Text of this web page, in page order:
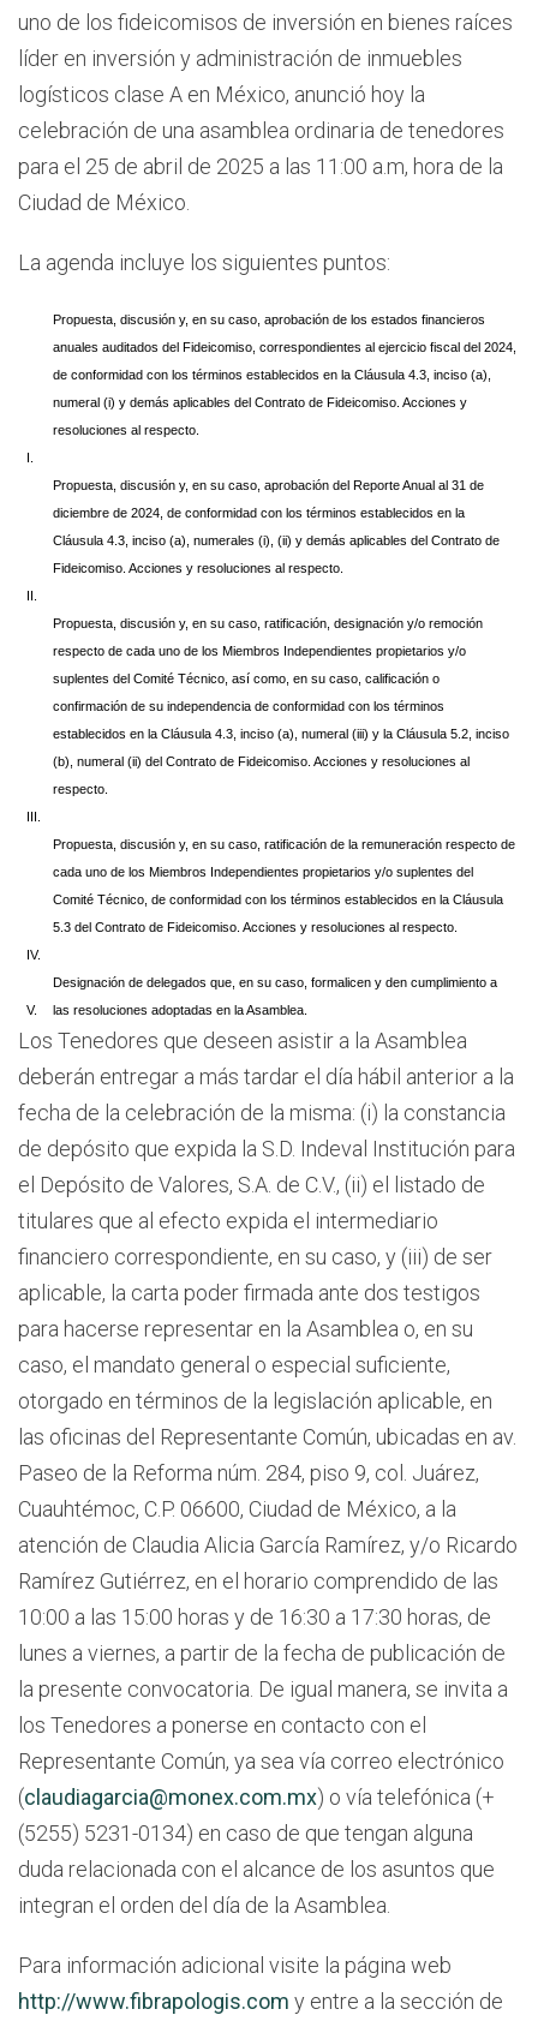
uno de los fideicomisos de inversión en bienes raíces
líder en inversión y administración de inmuebles
logísticos clase A en México, anunció hoy la
celebración de una asamblea ordinaria de tenedores
para el 25 de abril de 2025 a las 11:00 a.m, hora de la
Ciudad de México.
La agenda incluye los siguientes puntos:
I.
Propuesta, discusión y, en su caso, aprobación de los estados financieros
anuales auditados del Fideicomiso, correspondientes al ejercicio fiscal del 2024,
de conformidad con los términos establecidos en la Cláusula 4.3, inciso (a),
numeral (i) y demás aplicables del Contrato de Fideicomiso. Acciones y
resoluciones al respecto.
II.
Propuesta, discusión y, en su caso, aprobación del Reporte Anual al 31 de
diciembre de 2024, de conformidad con los términos establecidos en la
Cláusula 4.3, inciso (a), numerales (i), (ii) y demás aplicables del Contrato de
Fideicomiso. Acciones y resoluciones al respecto.
III.
Propuesta, discusión y, en su caso, ratificación, designación y/o remoción
respecto de cada uno de los Miembros Independientes propietarios y/o
suplentes del Comité Técnico, así como, en su caso, calificación o
confirmación de su independencia de conformidad con los términos
establecidos en la Cláusula 4.3, inciso (a), numeral (iii) y la Cláusula 5.2, inciso
(b), numeral (ii) del Contrato de Fideicomiso. Acciones y resoluciones al
respecto.
IV.
Propuesta, discusión y, en su caso, ratificación de la remuneración respecto de
cada uno de los Miembros Independientes propietarios y/o suplentes del
Comité Técnico, de conformidad con los términos establecidos en la Cláusula
5.3 del Contrato de Fideicomiso. Acciones y resoluciones al respecto.
V.
Designación de delegados que, en su caso, formalicen y den cumplimiento a
las resoluciones adoptadas en la Asamblea.
Los Tenedores que deseen asistir a la Asamblea
deberán entregar a más tardar el día hábil anterior a la
fecha de la celebración de la misma: (i) la constancia
de depósito que expida la S.D. Indeval Institución para
el Depósito de Valores, S.A. de C.V., (ii) el listado de
titulares que al efecto expida el intermediario
financiero correspondiente, en su caso, y (iii) de ser
aplicable, la carta poder firmada ante dos testigos
para hacerse representar en la Asamblea o, en su
caso, el mandato general o especial suficiente,
otorgado en términos de la legislación aplicable, en
las oficinas del Representante Común, ubicadas en av.
Paseo de la Reforma núm. 284, piso 9, col. Juárez,
Cuauhtémoc, C.P. 06600, Ciudad de México, a la
atención de Claudia Alicia García Ramírez, y/o Ricardo
Ramírez Gutiérrez, en el horario comprendido de las
10:00 a las 15:00 horas y de 16:30 a 17:30 horas, de
lunes a viernes, a partir de la fecha de publicación de
la presente convocatoria. De igual manera, se invita a
los Tenedores a ponerse en contacto con el
Representante Común, ya sea vía correo electrónico
(claudiagarcia@monex.com.mx) o vía telefónica (+
(5255) 5231-0134) en caso de que tengan alguna
duda relacionada con el alcance de los asuntos que
integran el orden del día de la Asamblea.
Para información adicional visite la página web
http://www.fibrapologis.com y entre a la sección de